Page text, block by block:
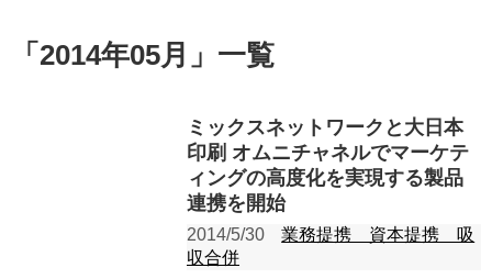
「 2014年05月 」 一覧
ミックスネットワークと大日本
印刷 オムニチャネルでマーケテ
ィングの高度化を実現する製品
連携を開始
2014/5/30
業務提携 資本提携 吸
収合併